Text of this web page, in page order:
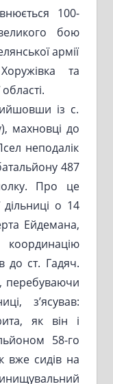
100-
бою
армії
та
із с.
махновці до
неподалік
487
Про це
дільниці о 14
Ейдемана,
до ст. Гадяч.
перебуваючи
з’ясував:
як він і
58-го
вже сидів на